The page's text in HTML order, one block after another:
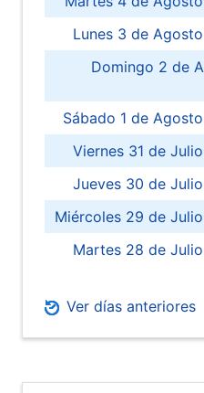
Lunes 3 de
Domingo 2 de
Sábado 1 de
Viernes 31 de
Jueves 30 de
Miércoles 29 de
Martes 28 de
Ver días anteriores